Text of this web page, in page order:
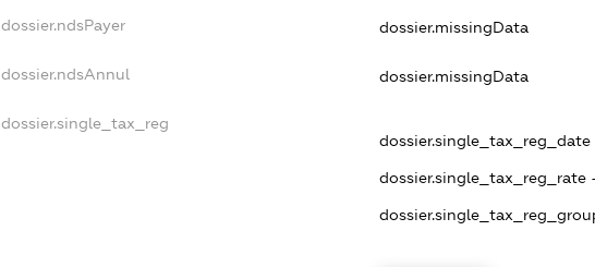
dossier.ndsPayer dossier.missingData
dossier.ndsAnnul dossier.missingData
dossier.single_tax_reg
dossier.single_tax_reg_date -
dossier.single_tax_reg_rate